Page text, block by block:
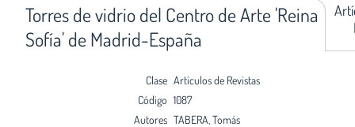
Torres de vidrio del Centro de Arte 'Reina
Sofía' de Madrid-España
Clase Artículos de Revistas
Código 1087
Autores TABERA, Tomás